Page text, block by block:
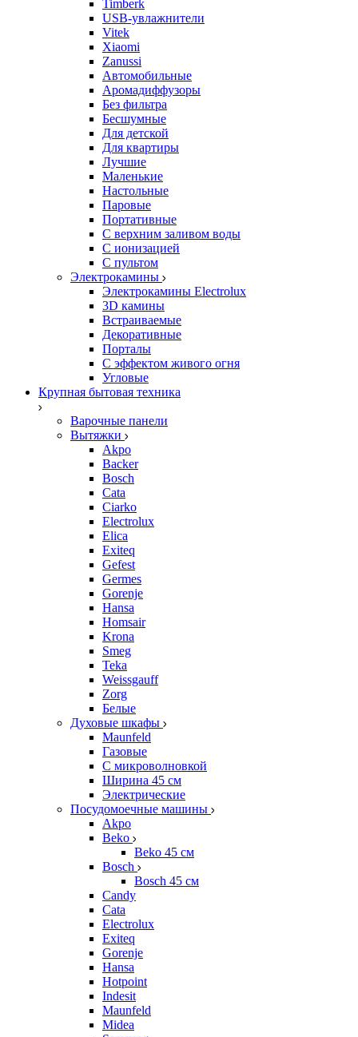
Timberk
USB-увлажнители
Vitek
Xiaomi
Zanussi
Автомобильные
Аромадиффузоры
Без фильтра
Бесшумные
Для детской
Для квартиры
Лучшие
Маленькие
Настольные
Паровые
Портативные
С верхним заливом воды
С ионизацией
С пультом
Электрокамины
Электрокамины Electrolux
3D камины
Встраиваемые
Декоративные
Порталы
С эффектом живого огня
Угловые
Крупная бытовая техника
Варочные панели
Вытяжки
Akpo
Backer
Bosch
Cata
Ciarko
Electrolux
Elica
Exiteq
Gefest
Germes
Gorenje
Hansa
Homsair
Krona
Smeg
Teka
Weissgauff
Zorg
Белые
Духовые шкафы
Maunfeld
Газовые
С микроволновкой
Ширина 45 см
Электрические
Посудомоечные машины
Akpo
Beko
Beko 45 см
Bosch
Bosch 45 см
Candy
Cata
Electrolux
Exiteq
Gorenje
Hansa
Hotpoint
Indesit
Maunfeld
Midea